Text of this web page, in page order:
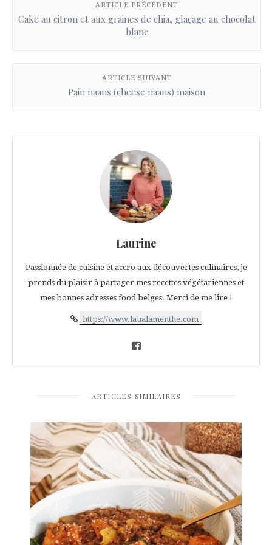
ARTICLE PRÉCÉDENT
Cake au citron et aux graines de chia, glaçage au chocolat
blanc
ARTICLE SUIVANT
Pain naans (cheese naans) maison
Laurine
Passionnée de cuisine et accro aux découvertes culinaires, je
prends du plaisir à partager mes recettes végétariennes et
mes bonnes adresses food belges. Merci de me lire !
https://www.laualamenthe.com
ARTICLES SIMILAIRES